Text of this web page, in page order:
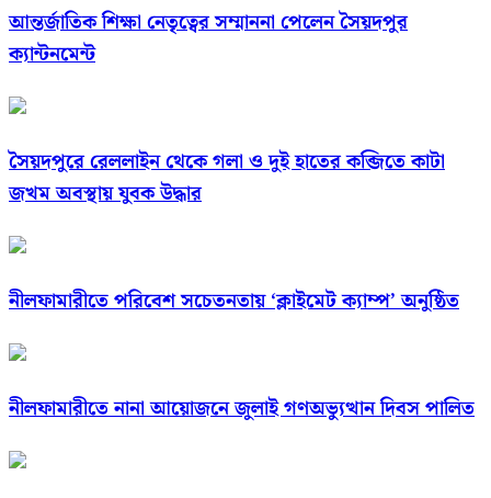
আন্তর্জাতিক শিক্ষা নেতৃত্বের সম্মাননা পেলেন সৈয়দপুর
ক্যান্টনমেন্ট
সৈয়দপুরে রেললাইন থেকে গলা ও দুই হাতের কব্জিতে কাটা
জখম অবস্থায় যুবক উদ্ধার
নীলফামারীতে পরিবেশ সচেতনতায় ‘ক্লাইমেট ক্যাম্প’ অনুষ্ঠিত
নীলফামারীতে নানা আয়োজনে জুলাই গণঅভ্যুত্থান দিবস পালিত